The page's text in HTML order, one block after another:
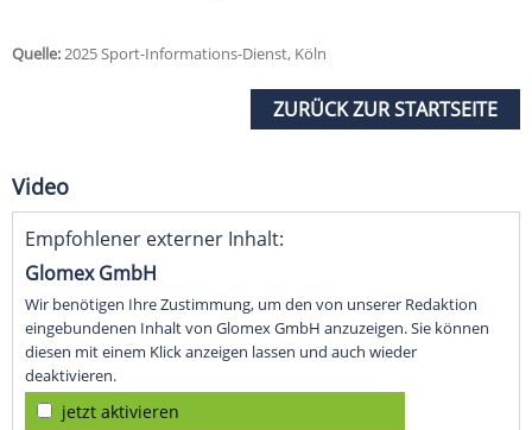
Quelle:2025 Sport-Informations-Dienst, Köln
ZURÜCK ZUR STARTSEITE
Video
Empfohlener externer Inhalt:
Glomex GmbH
Wir benötigen Ihre Zustimmung, um den von unserer Redaktion
eingebundenen Inhalt von Glomex GmbH anzuzeigen. Sie können
diesen mit einem Klick anzeigen lassen und auch wieder
deaktivieren.
jetzt aktivieren